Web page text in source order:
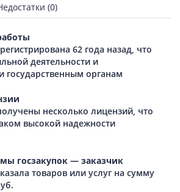
(0)
62 года назад, что
деятельности и
государственным органам
несколько лицензий, что
высокой надежности
госзакупок — заказчик
товаров или услуг на сумму